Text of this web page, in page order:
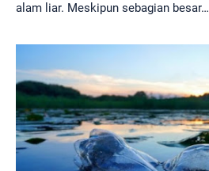
alam liar. Meskipun sebagian besar…